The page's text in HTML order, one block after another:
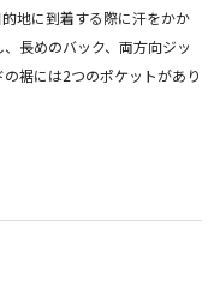
地に到着する際に汗をかか
長めのバック、両方向ジッ
裾には2つのポケットがあり